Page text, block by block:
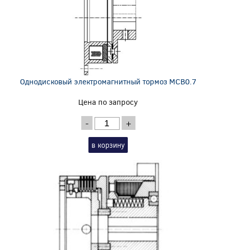
Однодисковый электромагнитный тормоз MCB0.7
Цена по запросу
- +
в корзину